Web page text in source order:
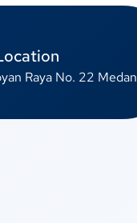
Raya No. 22 Medan